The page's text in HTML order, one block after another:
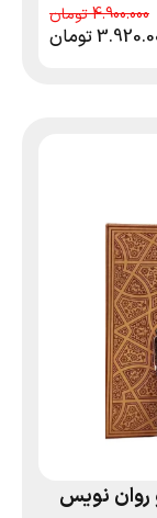
4.900.000
تومان
روان نویس